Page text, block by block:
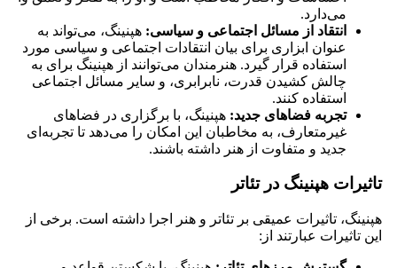
می‌دارد.
انتقاد از مسائل اجتماعی و سیاسی: هپنینگ، می‌تواند به
عنوان ابزاری برای بیان انتقادات اجتماعی و سیاسی مورد
استفاده قرار گیرد. هنرمندان می‌توانند از هپنینگ برای به
چالش کشیدن قدرت، نابرابری، و سایر مسائل اجتماعی
استفاده کنند.
تجربه فضاهای جدید: هپنینگ، با برگزاری در فضاهای
غیرمتعارف، به مخاطبان این امکان را می‌دهد تا تجربه‌ای
جدید و متفاوت از هنر داشته باشند.
تاثیرات هپنینگ در تئاتر
هپنینگ، تاثیرات عمیقی بر تئاتر و هنر اجرا داشته است. برخی از
این تاثیرات عبارتند از: